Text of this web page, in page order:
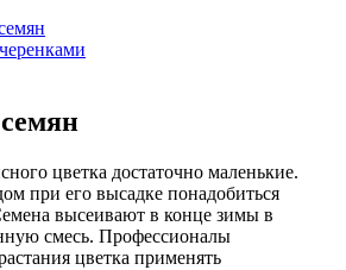
цветка достаточно маленькие.
при его высадке понадобиться
высеивают в конце зимы в
смесь. Профессионалы
цветка применять